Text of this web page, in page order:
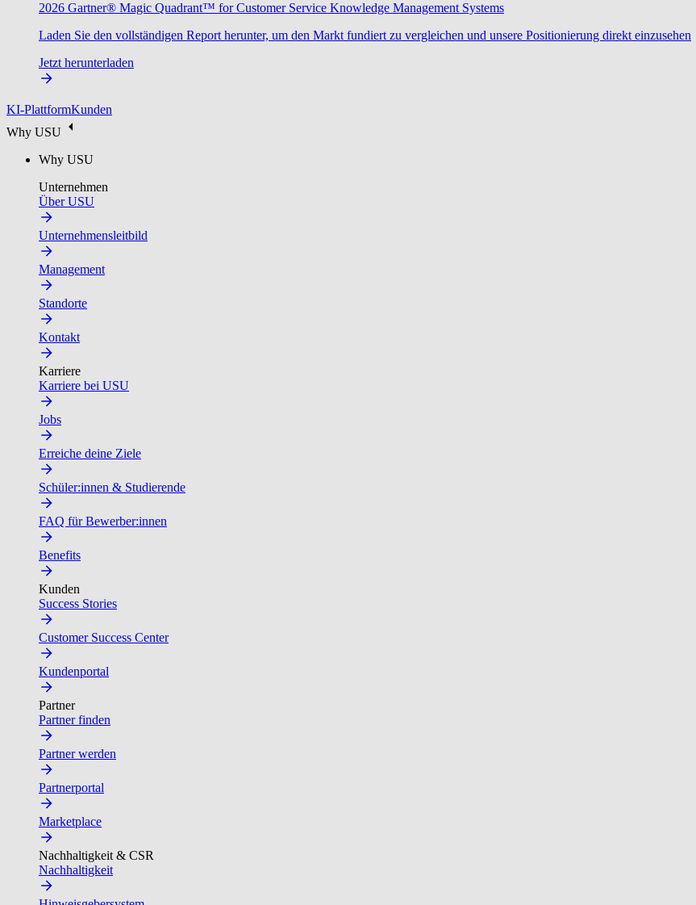
2026 Gartner® Magic Quadrant™ for Customer Service Knowledge Management Systems
Laden Sie den vollständigen Report herunter, um den Markt fundiert zu vergleichen und unsere Positionierung direkt einzusehen
Jetzt herunterladen
KI-PlattformKunden
Why USU
Why USU
Unternehmen
Über USU
Unternehmensleitbild
Management
Standorte
Kontakt
Karriere
Karriere bei USU
Jobs
Erreiche deine Ziele
Schüler:innen & Studierende
FAQ für Bewerber:innen
Benefits
Kunden
Success Stories
Customer Success Center
Kundenportal
Partner
Partner finden
Partner werden
Partnerportal
Marketplace
Nachhaltigkeit & CSR
Nachhaltigkeit